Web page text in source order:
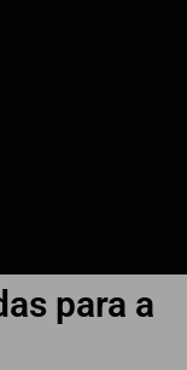
para a